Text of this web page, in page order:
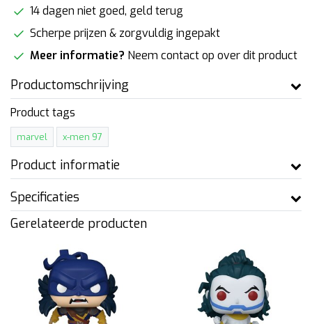
14 dagen niet goed, geld terug
Scherpe prijzen & zorgvuldig ingepakt
Meer informatie? Neem contact op over dit product
Productomschrijving
Product tags
marvel x-men 97
Product informatie
Specificaties
Gerelateerde producten